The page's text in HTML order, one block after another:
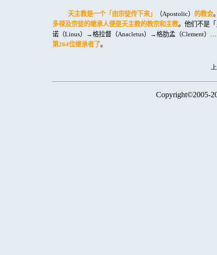
天主教是一个「由宗徒传下来」 （Apostolic） 的教会
多禄及宗徒的继承人便是天主教的教宗和主教。他们不是
诺（Linus）→格拉督（Anacletus）→格肋孟（Clement）
第264位继承者了。
Copyright©2005-